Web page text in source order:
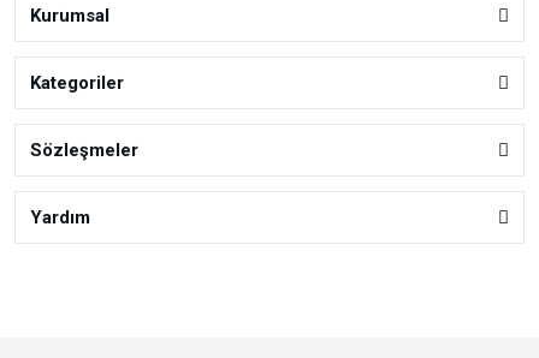
Kurumsal
Kategoriler
Sözleşmeler
Yardım